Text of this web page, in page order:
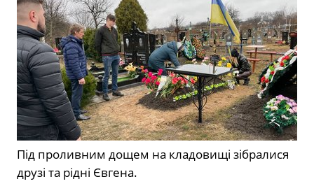
Під проливним дощем на кладовищі зібралися
друзі та рідні Євгена.